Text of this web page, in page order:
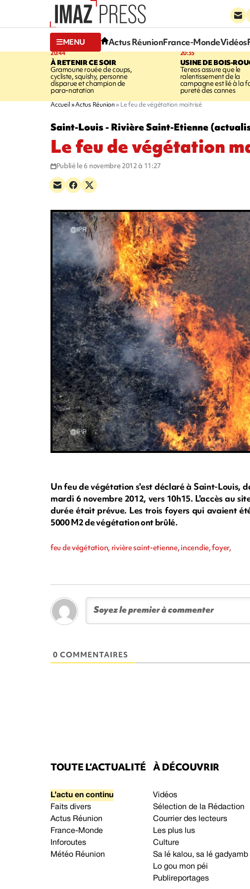
MENU Actus RéunionFrance-MondeVidéos
20:44
À RETENIR CE SOIR
Gramoune rouée de coups,
cycliste, squishy, personne
disparue et champion de
para-natation
20:35
USINE DE BOIS-
Tereos assure que le
ralentissement de la
campagne est lié à la
pureté des cannes
Accueil Actus Réunion Le feu de végétation maitrisé
Saint-Louis - Rivière Saint-Etienne
Le feu de végétation
Publié le 6 novembre 2012 à 11:27
Un feu de végétation s'est déclaré à Saint-Louis,
mardi 6 novembre 2012, vers 10h15. L'accès au
durée était prévue. Les trois foyers qui avaient
5000 M2 de végétation ont brûlé.
feu de végétation, rivière saint-etienne, incendie, foyer,
0 COMMENTAIRES
TOUTE L’ACTUALITÉ
L’actu en continu
Faits divers
Actus Réunion
France-Monde
Inforoutes
Météo Réunion
À DÉCOUVRIR
Vidéos
Sélection de la Rédaction
Courrier des lecteurs
Les plus lus
Culture
Sa lé kalou, sa lé gadyamb
Lo gou mon péi
Publireportages